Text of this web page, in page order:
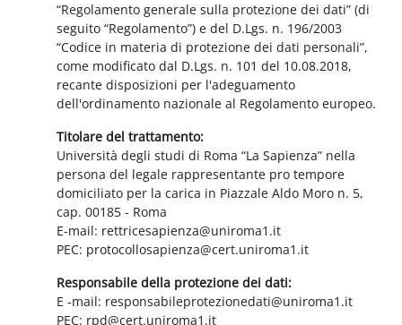
“Regolamento generale sulla protezione dei dati” (di
seguito “Regolamento”) e del D.Lgs. n. 196/2003
“Codice in materia di protezione dei dati personali”,
come modificato dal D.Lgs. n. 101 del 10.08.2018,
recante disposizioni per l'adeguamento
dell'ordinamento nazionale al Regolamento europeo.
Titolare del trattamento:
Università degli studi di Roma “La Sapienza” nella
persona del legale rappresentante pro tempore
domiciliato per la carica in Piazzale Aldo Moro n. 5,
cap. 00185 - Roma
E-mail: rettricesapienza@uniroma1.it
PEC: protocollosapienza@cert.uniroma1.it
Responsabile della protezione dei dati:
E -mail: responsabileprotezionedati@uniroma1.it
PEC: rpd@cert.uniroma1.it